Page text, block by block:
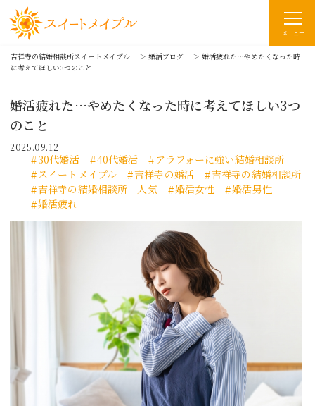
メニュー
吉祥寺の結婚相談所スイートメイプル ＞ 婚活ブログ ＞ 婚活疲れた…やめたくなった時
に考えてほしい3つのこと
婚活疲れた…やめたくなった時に考えてほしい3つ
のこと
2025.09.12
30代婚活 40代婚活
アラフォーに強い結婚相談所
スイートメイプル
吉祥寺の婚活
吉祥寺の結婚相談所
吉祥寺の結婚相談所 人気
婚活女性
婚活男性
婚活疲れ